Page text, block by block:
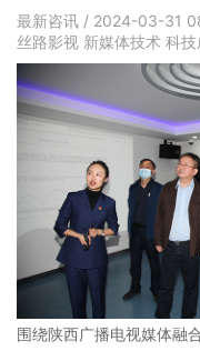
最新咨讯 / 2024-03-31
丝路影视 新媒体技术 科技
围绕陕西广播电视媒体融